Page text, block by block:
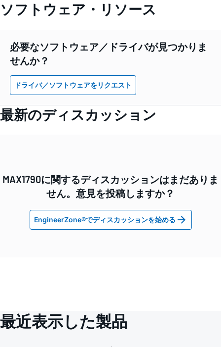
ソフトウェア・リソース
必要なソフトウェア／ドライバが見つかりま
せんか？
ドライバ／ソフトウェアをリクエスト
最新のディスカッション
MAX1790に関するディスカッションはまだありま
せん。意見を投稿しますか？
EngineerZone®でディスカッションを始める
最近表示した製品